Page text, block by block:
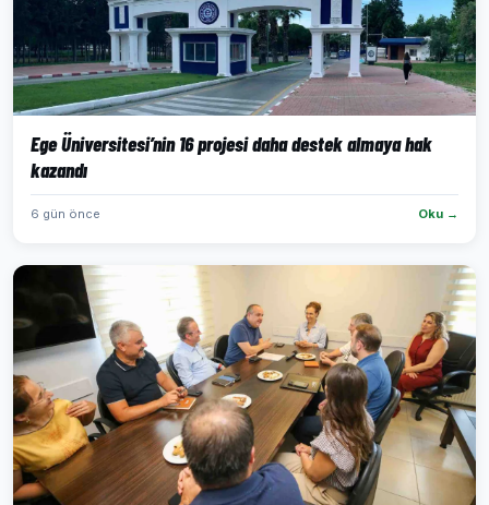
Ege Üniversitesi’nin 16 projesi daha destek almaya hak
kazandı
6 gün önce Oku →